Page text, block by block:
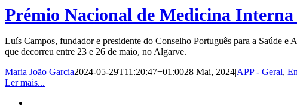
Prémio Nacional de Medicina
Luís Campos, fundador e presidente do Conselho Português para a Saúde
que decorreu entre 23 e 26 de maio, no Algarve.
Maria João Garcia2024-05-29T11:20:47+01:0028 Mai, 2024|APP - Geral,
Ler mais...